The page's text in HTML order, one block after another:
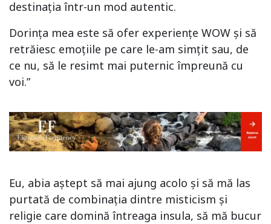
destinația într-un mod autentic.
Dorința mea este să ofer experiențe WOW și să
retrăiesc emoțiile pe care le-am simțit sau, de
ce nu, să le resimt mai puternic împreună cu
voi.”
Eu, abia aștept să mai ajung acolo și să mă las
purtată de combinația dintre misticism și
religie care domină întreaga insula, să mă bucur